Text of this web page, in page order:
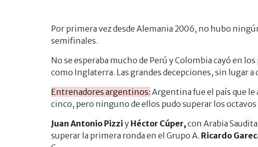
Por primera vez desde Alemania 2006, no hubo
semifinales.
No se esperaba mucho de Perú y Colombia cayó en
como Inglaterra. Las grandes decepciones, sin lugar
Entrenadores argentinos: Argentina fue el país que
cinco, pero ninguno de ellos pudo superar los octavos
Juan Antonio Pizzi y Héctor Cúper, con Arabia
superar la primera ronda en el Grupo A. Ricardo